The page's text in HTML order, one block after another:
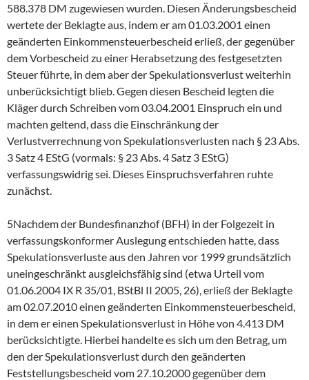
588.378 DM zugewiesen wurden. Diesen Änderungsbescheid
wertete der Beklagte aus, indem er am 01.03.2001 einen
geänderten Einkommensteuerbescheid erließ, der gegenüber
dem Vorbescheid zu einer Herabsetzung des festgesetzten
Steuer führte, in dem aber der Spekulationsverlust weiterhin
unberücksichtigt blieb. Gegen diesen Bescheid legten die
Kläger durch Schreiben vom 03.04.2001 Einspruch ein und
machten geltend, dass die Einschränkung der
Verlustverrechnung von Spekulationsverlusten nach § 23 Abs.
3 Satz 4 EStG (vormals: § 23 Abs. 4 Satz 3 EStG)
verfassungswidrig sei. Dieses Einspruchsverfahren ruhte
zunächst.
5Nachdem der Bundesfinanzhof (BFH) in der Folgezeit in
verfassungskonformer Auslegung entschieden hatte, dass
Spekulationsverluste aus den Jahren vor 1999 grundsätzlich
uneingeschränkt ausgleichsfähig sind (etwa Urteil vom
01.06.2004 IX R 35/01, BStBl II 2005, 26), erließ der Beklagte
am 02.07.2010 einen geänderten Einkommensteuerbescheid,
in dem er einen Spekulationsverlust in Höhe von 4.413 DM
berücksichtigte. Hierbei handelte es sich um den Betrag, um
den der Spekulationsverlust durch den geänderten
Feststellungsbescheid vom 27.10.2000 gegenüber dem